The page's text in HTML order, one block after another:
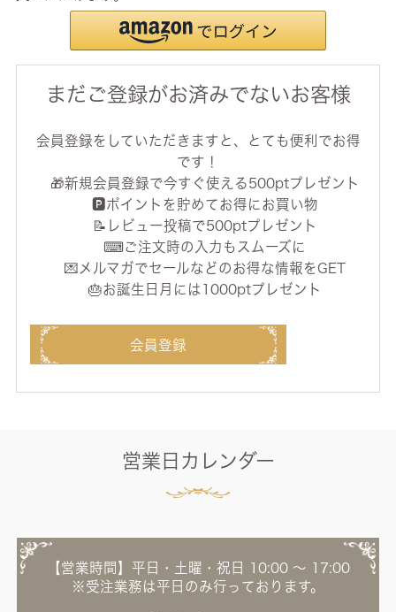
まだご登録がお済みでないお客様
会員登録をしていただきますと、とても便利でお得
です！
🎁新規会員登録で今すぐ使える500ptプレゼント
🅿️ポイントを貯めてお得にお買い物
📝レビュー投稿で500ptプレゼント
⌨ご注文時の入力もスムーズに
💌メルマガでセールなどのお得な情報をGET
🎂お誕生日月には1000ptプレゼント
会員登録
営業日カレンダー
【営業時間】平日・土曜・祝日 10:00 ～ 17:00
※受注業務は平日のみ行っております。